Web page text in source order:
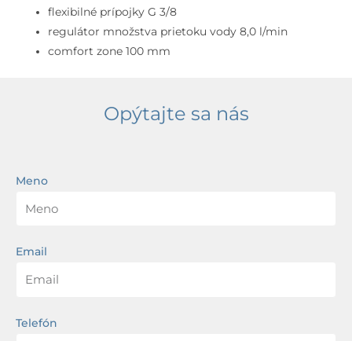
flexibilné prípojky G 3/8
regulátor množstva prietoku vody 8,0 l/min
comfort zone 100 mm
Opýtajte sa nás
Meno
Email
Telefón